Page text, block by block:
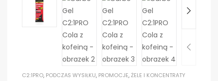
C2:1PRO, PODCZAS WYSIŁKU, PROMOCJE,ŻELE I KONCENTRATY